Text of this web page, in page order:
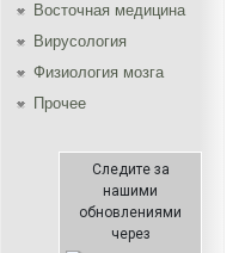
Восточная медицина
Вирусология
Физиология мозга
Прочее
Следите за
нашими
обновлениями
через